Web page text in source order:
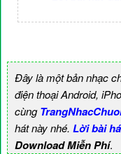
Đây là một bản nhạc
điện thoại Android,
cùng
hát này nhé. Lời bài
Download Miễn Phí.